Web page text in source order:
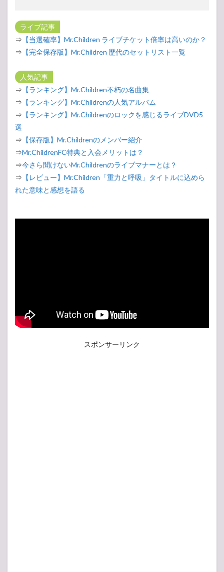
ライブ記事
⇒ 【当選確率】Mr.Children ライブチケット倍率は高いのか？
⇒ 【完全保存版】Mr.Children 歴代のセットリスト一覧
人気記事
⇒ 【ランキング】Mr.Children不朽の名曲集
⇒ 【ランキング】Mr.Childrenの人気アルバム
⇒ 【ランキング】Mr.Childrenのロックを感じるライブDVD5
選
⇒ 【保存版】Mr.Childrenのメンバー紹介
⇒Mr.ChildrenFC特典と入会メリットは？
⇒今さら聞けないMr.Childrenのライブマナーとは？
⇒ 【レビュー】Mr.Children「重力と呼吸」タイトルに込めら
れた意味と感想を語る
スポンサーリンク